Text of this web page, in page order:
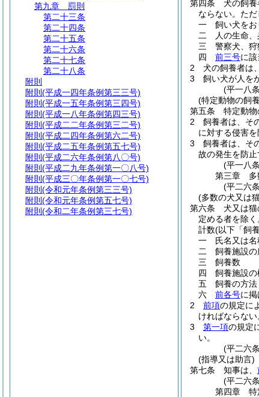
第四条
犬の飼
ならない。 ただ
一
飼い犬をお
二
人の生命
三
警察犬、
四
前三号に
2
犬の飼養者は
3
飼い犬が人を
(平一八
(特定動物の飼
第五条
特定動
2
飼養者は、そ
に対する侵害
3
飼養者は、そ
故の発生を防止
(平一八
第三章
(平二六
(多数の犬又は
第六条
犬又は
定める者を除く
計数(以下「飼
一
氏名又は
二
飼養施設
三
飼養数
四
飼養施設
五
飼養の方法
六
前各号に
2
前項の規定に
ければならない
3
第一項の規定
い。
(平二六
(指導又は助言)
第七条
知事は、
(平二六
第四章
特
第九章
罰則
第二十三条
第二十四条
第二十五条
第二十六条
第二十七条
第二十八条
附則
附則 (平成一四年条例第三三号)
附則 (平成一五年条例第三四号)
附則 (平成一八年条例第四三号)
附則 (平成二二年条例第三二号)
附則 (平成二四年条例第六二号)
附則 (平成二五年条例第五七号)
附則 (平成二六年条例第八〇号)
附則 (平成二九年条例第一〇八号)
附則 (平成三〇年条例第一〇七号)
附則 (令和元年条例第三三号)
附則 (令和元年条例第五七号)
附則 (令和二年条例第三七号)